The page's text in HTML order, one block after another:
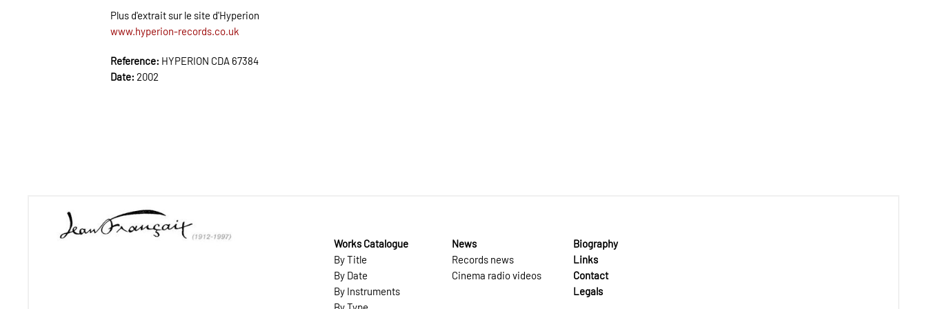
Plus d'extrait sur le site d'Hyperion
www.hyperion-records.co.uk
Reference: HYPERION CDA 67384
Date: 2002
Works Catalogue
By Title
By Date
By Instruments
News
Records news
Cinema radio videos
Biography
Links
Contact
Legals